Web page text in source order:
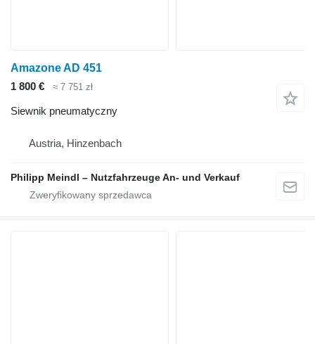
Amazone AD 451
1 800 €
≈ 7 751 zł
Siewnik pneumatyczny
Austria, Hinzenbach
Philipp Meindl – Nutzfahrzeuge An- und Verkauf